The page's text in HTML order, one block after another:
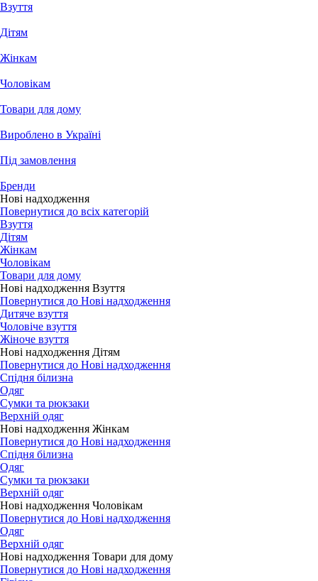
Взуття
Дітям
Жінкам
Чоловікам
Товари для дому
Вироблено в Україні
Під замовлення
Бренди
Нові надходження
Повернутися до всіх категорій
Взуття
Дітям
Жінкам
Чоловікам
Товари для дому
Нові надходження Взуття
Повернутися до Нові надходження
Дитяче взуття
Чоловіче взуття
Жіноче взуття
Нові надходження Дітям
Повернутися до Нові надходження
Спідня білизна
Одяг
Сумки та рюкзаки
Верхній одяг
Нові надходження Жінкам
Повернутися до Нові надходження
Спідня білизна
Одяг
Сумки та рюкзаки
Верхній одяг
Нові надходження Чоловікам
Повернутися до Нові надходження
Одяг
Верхній одяг
Нові надходження Товари для дому
Повернутися до Нові надходження